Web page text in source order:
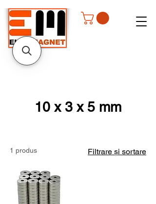
10 x 3 x 5 mm
1 produs Filtrare și sortare